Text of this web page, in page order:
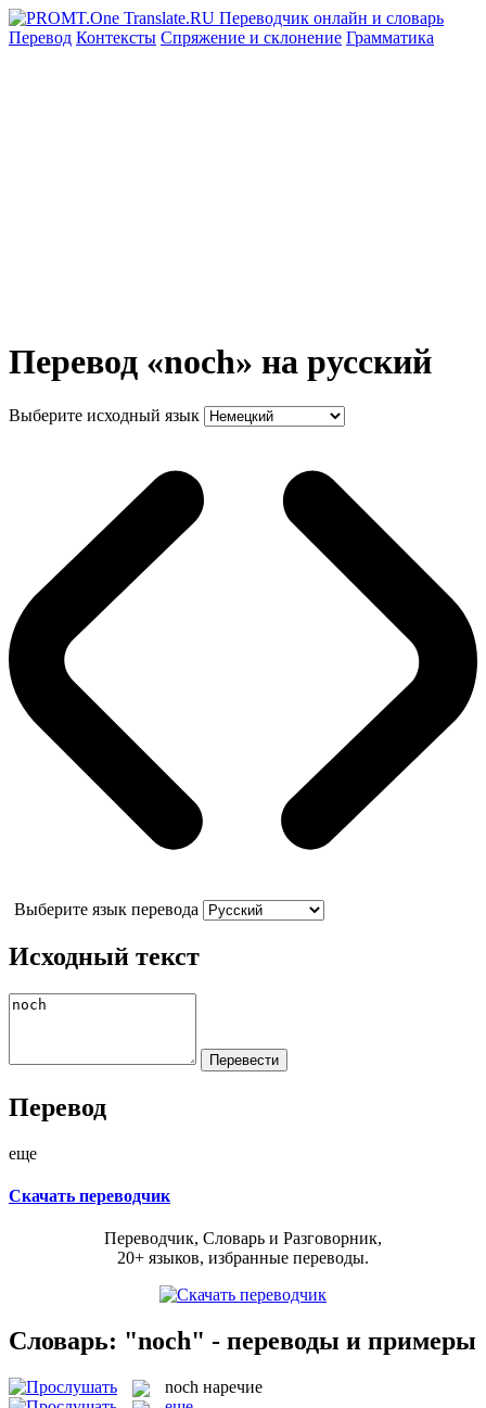
Перевод Контексты Спряжение и склонение Грамматика
Перевод «noch» на русский
Выберите исходный язык
Выберите язык перевода
Исходный текст
Перевод
еще
Скачать переводчик
Переводчик, Словарь и Разговорник,
20+ языков, избранные переводы.
Словарь: "noch" - переводы и примеры
noch наречие